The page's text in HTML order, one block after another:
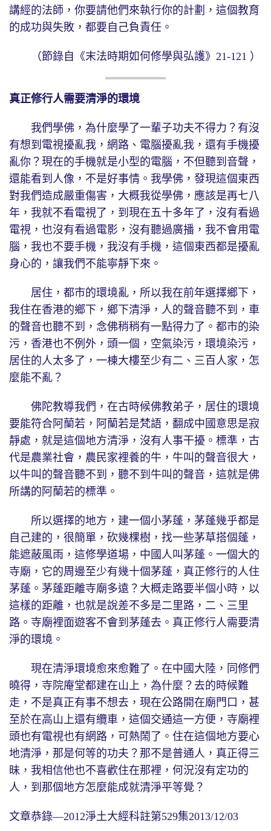
講經的法師，你要請他們來執行你的計劃，這個教育
的成功與失敗，都要自己負責任。
（節錄自《末法時期如何修學與弘護》21-121 ）
真正修行人需要清淨的環境
我們學佛，為什麼學了一輩子功夫不得力？有沒
有想到電視擾亂我，網路、電腦擾亂我，還有手機擾
亂你？現在的手機就是小型的電腦，不但聽到音聲，
還能看到人像，不是好事情。我學佛，發現這個東西
對我們造成嚴重傷害，大概我從學佛，應該是再七八
年，我就不看電視了，到現在五十多年了，沒有看過
電視，也沒有看過電影，沒有聽過廣播，我不會用電
腦，我也不要手機，我沒有手機，這個東西都是擾亂
身心的，讓我們不能寧靜下來。
居住，都市的環境亂，所以我在前年選擇鄉下，
我住在香港的鄉下，鄉下清淨，人的聲音聽不到，車
的聲音也聽不到，念佛稍稍有一點得力了。都市的染
污，香港也不例外，頭一個，空氣染污，環境染污，
居住的人太多了，一棟大樓至少有二、三百人家，怎
麼能不亂？
佛陀教導我們，在古時候佛教弟子，居住的環境
要能符合阿蘭若，阿蘭若是梵語，翻成中國意思是寂
靜處，就是這個地方清淨，沒有人事干擾。標準，古
代是農業社會，農民家裡養的牛，牛叫的聲音很大，
以牛叫的聲音聽不到，聽不到牛叫的聲音，這就是佛
所講的阿蘭若的標準。
所以選擇的地方，建一個小茅蓬，茅蓬幾乎都是
自己建的，很簡單，砍幾棵樹，找一些茅草搭個蓬，
能遮蔽風雨，這修學道場，中國人叫茅蓬。一個大的
寺廟，它的周邊至少有幾十個茅蓬，真正修行的人住
茅蓬。茅蓬距離寺廟多遠？大概走路要半個小時，以
這樣的距離，也就是說差不多是二里路，二、三里
路。寺廟裡面遊客不會到茅蓬去。真正修行人需要清
淨的環境。
現在清淨環境愈來愈難了。在中國大陸，同修們
曉得，寺院庵堂都建在山上，為什麼？去的時候難
走，不是真正有事不想去，現在公路開在廟門口，甚
至於在高山上還有纜車，這個交通這一方便，寺廟裡
頭也有電視也有網路，可熱鬧了。住在這個地方要心
地清淨，那是何等的功夫？那不是普通人，真正得三
昧，我相信他也不喜歡住在那裡，何況沒有定功的
人，到那個地方怎麼能成就清淨平等覺？
文章恭錄—2012淨土大經科註第529集2013/12/03